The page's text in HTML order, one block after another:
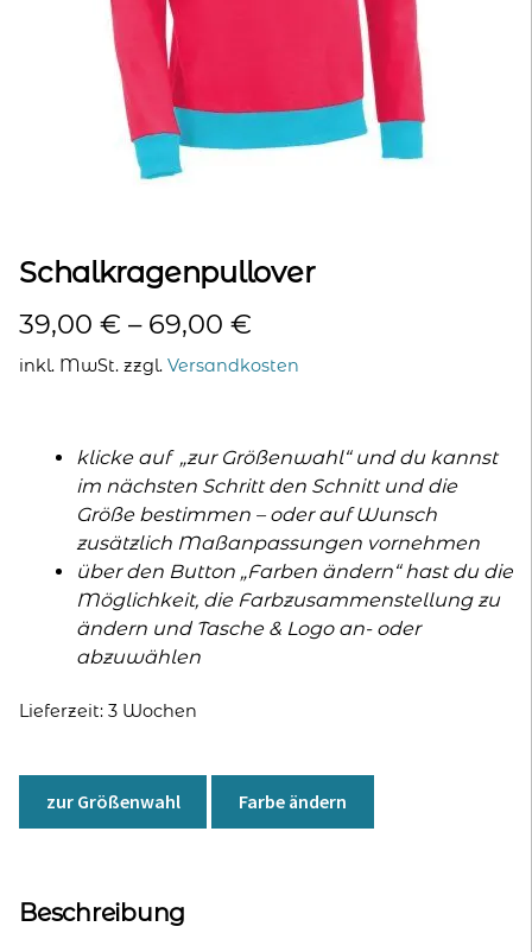
Schalkragenpullover
39,00 € – 69,00 €
inkl. MwSt. zzgl. Versandkosten
klicke auf „zur Größenwahl“ und du kannst
im nächsten Schritt den Schnitt und die
Größe bestimmen – oder auf Wunsch
zusätzlich Maßanpassungen vornehmen
über den Button „Farben ändern“ hast du die
Möglichkeit, die Farbzusammenstellung zu
ändern und Tasche & Logo an- oder
abzuwählen
Lieferzeit: 3 Wochen
zur Größenwahl Farbe ändern
Beschreibung